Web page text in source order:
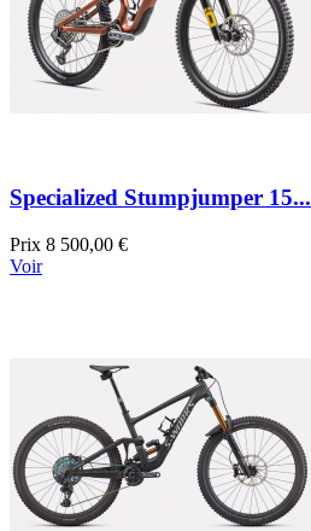
Specialized Stumpjumper 15...
Prix 8 500,00 €
Voir